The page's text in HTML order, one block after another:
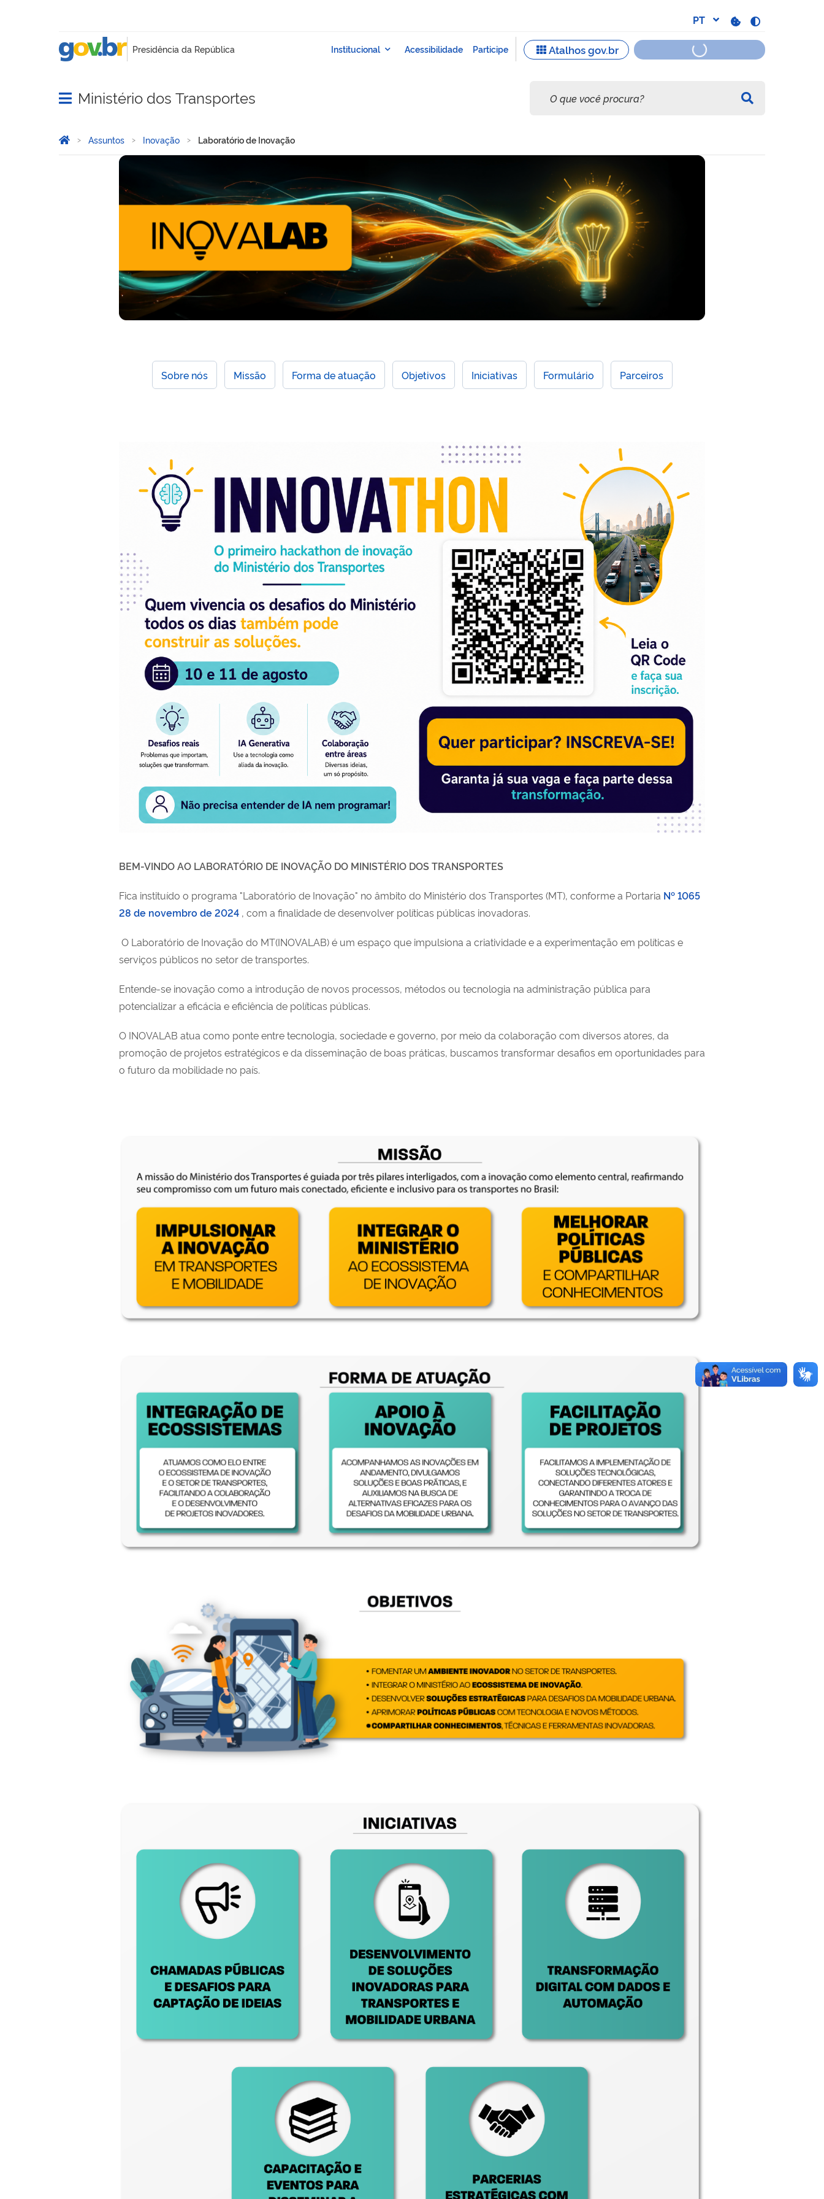
Abrir menu principal de navegação
Ministério dos Transportes
Você está aqui:
Página Inicial
Assuntos Inovação Laboratório de Inovação
Laboratório de Inovação
Sobre nós Missão Forma de atuação Objetivos Iniciativas Formulário Parceiros
BEM-VINDO AO LABORATÓRIO DE INOVAÇÃO DO MINISTÉRIO DOS TRANSPORTES
Fica instituído o programa "Laboratório de Inovação" no âmbito do Ministério dos Transportes (MT), conforme a Portaria Nº 1065
28 de novembro de 2024 , com a finalidade de desenvolver políticas públicas inovadoras.
O Laboratório de Inovação do MT(INOVALAB) é um espaço que impulsiona a criatividade e a experimentação em políticas e
serviços públicos no setor de transportes.
Entende-se inovação como a introdução de novos processos, métodos ou tecnologia na administração pública para
potencializar a eficácia e eficiência de políticas públicas.
O INOVALAB atua como ponte entre tecnologia, sociedade e governo, por meio da colaboração com diversos atores, da
promoção de projetos estratégicos e da disseminação de boas práticas, buscamos transformar desafios em oportunidades para
o futuro da mobilidade no país.